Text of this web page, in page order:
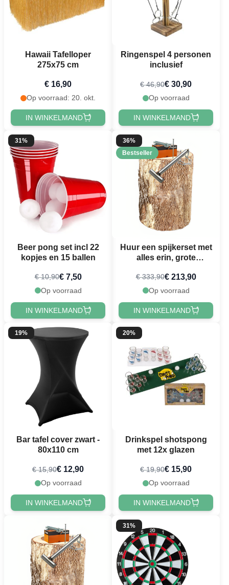
Hawaii Tafelloper
275x75 cm
€ 16,90
Op voorraad: 20. okt.
IN WINKELMAND
Ringenspel 4 personen
inclusief
€ 46,90€ 30,90
Op voorraad
IN WINKELMAND
31%
Beer pong set incl 22
kopjes en 15 ballen
€ 10,90€ 7,50
Op voorraad
IN WINKELMAND
36%
Bestseller
Huur een spijkerset met
alles erin, grote
€ 333,90€ 213,90
Op voorraad
IN WINKELMAND
19%
Bar tafel cover zwart -
80x110 cm
€ 15,90€ 12,90
Op voorraad
IN WINKELMAND
20%
Drinkspel shotspong
met 12x glazen
€ 19,90€ 15,90
Op voorraad
IN WINKELMAND
31%